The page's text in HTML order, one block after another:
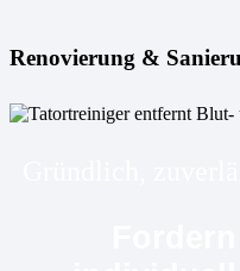
Renovierung &